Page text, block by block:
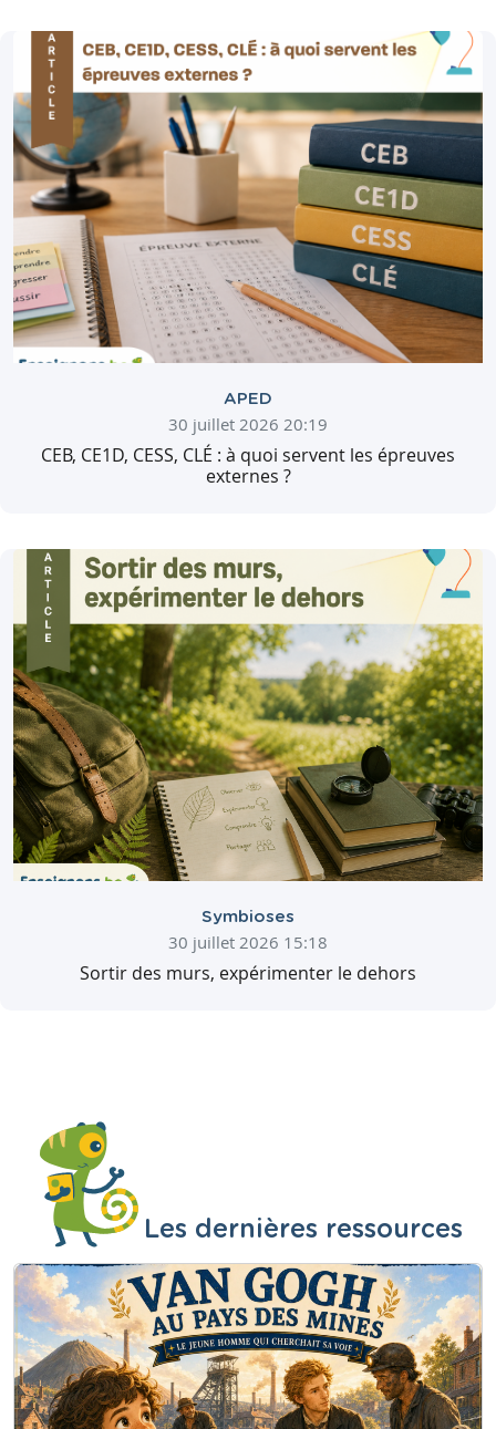
APED
30 juillet 2026 20:19
CEB, CE1D, CESS, CLÉ : à quoi servent les épreuves
externes ?
Symbioses
30 juillet 2026 15:18
Sortir des murs, expérimenter le dehors
Les dernières ressources